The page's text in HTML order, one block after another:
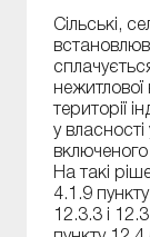
Сільські,
території
у власності
включеного
На такі
4.1.9 пункту
12.3.3 і